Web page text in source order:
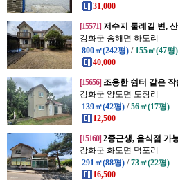
31,000
[15571] 저수지 둘레길 변,
강화군 송해면 하도리
800㎡(242평) / 155㎡(47평)
40,000
[15656] 조용한 쉼터 같은 작
강화군 양도면 도장리
139㎡(42평) /56㎡(17평)
12,500
[15160] 2종근생, 음식점 가
강화군 화도면 덕포리
291㎡(88평) /73㎡(22평)
16,500